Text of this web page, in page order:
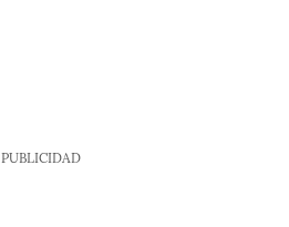
PUBLICIDAD